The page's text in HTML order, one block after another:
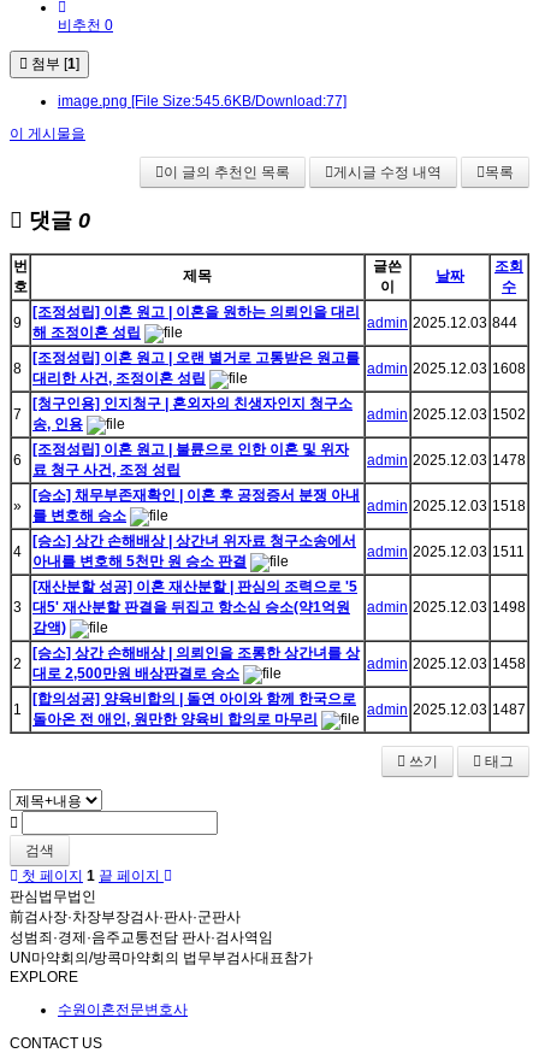
비추천 0
첨부 [1]
image.png [File Size:545.6KB/Download:77]
이 게시물을
이 글의 추천인 목록 게시글 수정 내역 목록
댓글 0
번
호
제목
글쓴
이
날짜
조회
수
9
[조정성립] 이혼 원고 | 이혼을 원하는 의뢰인을 대리
해 조정이혼 성립
admin 2025.12.03 844
8
[조정성립] 이혼 원고 | 오랜 별거로 고통받은 원고를
대리한 사건, 조정이혼 성립
admin 2025.12.03 1608
7
[청구인용] 인지청구 | 혼외자의 친생자인지 청구소
송, 인용
admin 2025.12.03 1502
6
[조정성립] 이혼 원고 | 불륜으로 인한 이혼 및 위자
료 청구 사건, 조정 성립
admin 2025.12.03 1478
»
[승소] 채무부존재확인 | 이혼 후 공정증서 분쟁 아내
를 변호해 승소
admin 2025.12.03 1518
4
[승소] 상간 손해배상 | 상간녀 위자료 청구소송에서
아내를 변호해 5천만 원 승소 판결
admin 2025.12.03 1511
3
[재산분할 성공] 이혼 재산분할 | 판심의 조력으로 '5
대5' 재산분할 판결을 뒤집고 항소심 승소(약1억원
감액)
admin 2025.12.03 1498
2
[승소] 상간 손해배상 | 의뢰인을 조롱한 상간녀를 상
대로 2,500만원 배상판결로 승소
admin 2025.12.03 1458
1
[합의성공] 양육비합의 | 돌연 아이와 함께 한국으로
돌아온 전 애인, 원만한 양육비 합의로 마무리
admin 2025.12.03 1487
쓰기 태그
검색
첫 페이지 1 끝 페이지
판심법무법인
前검사장·차장부장검사·판사·군판사
성범죄·경제·음주교통전담 판사·검사역임
UN마약회의/방콕마약회의 법무부검사대표참가
EXPLORE
수원이혼전문변호사
CONTACT US